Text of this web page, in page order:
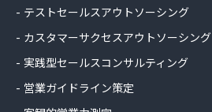
テストセールスアウトソーシング
カスタマーサクセスアウトソーシング
実践型セールスコンサルティング
営業ガイドライン策定